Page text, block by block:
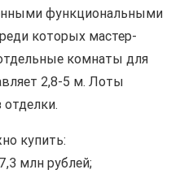
функциональными
которых мастер-
комнаты для
2,8-5 м. Лоты
купить:
млн рублей;